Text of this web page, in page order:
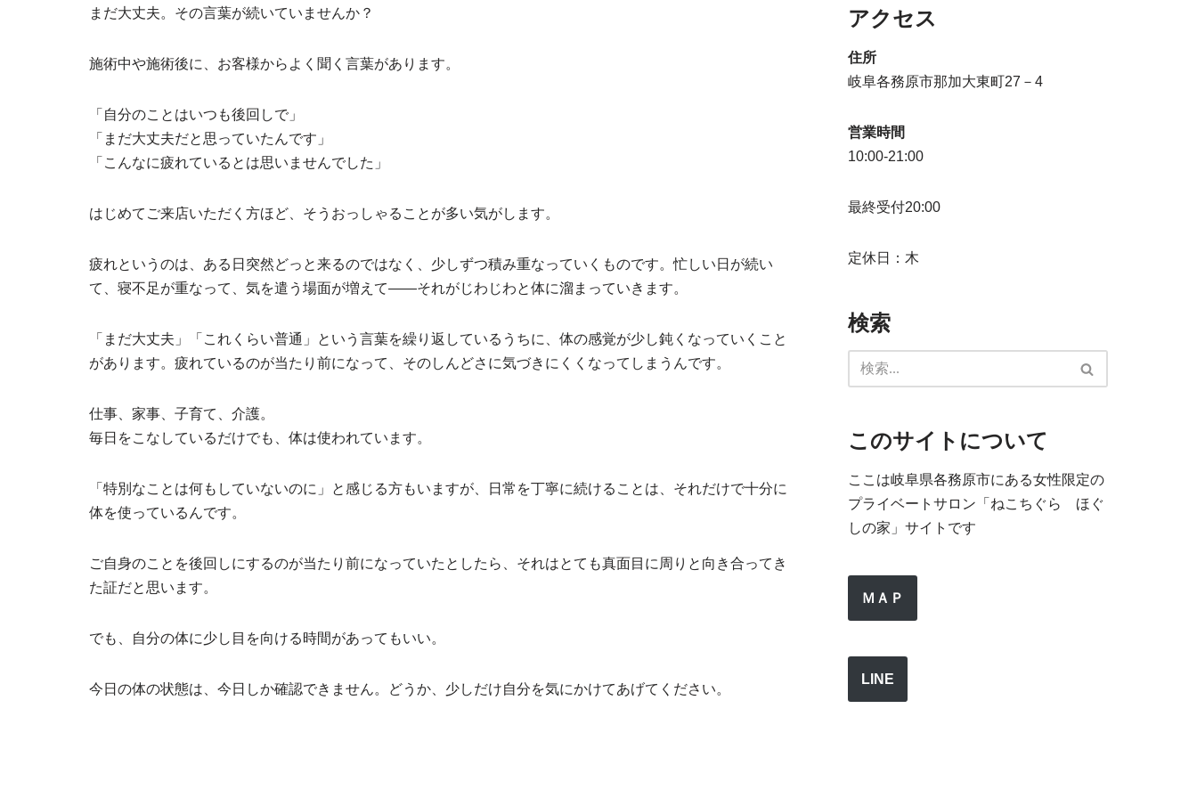
まだ大丈夫。その言葉が続いていませんか？
施術中や施術後に、お客様からよく聞く言葉があります。
「自分のことはいつも後回しで」
「まだ大丈夫だと思っていたんです」
「こんなに疲れているとは思いませんでした」
はじめてご来店いただく方ほど、そうおっしゃることが多い気がします。
疲れというのは、ある日突然どっと来るのではなく、少しずつ積み重なっていくものです。忙しい日が続い
て、寝不足が重なって、気を遣う場面が増えて——それがじわじわと体に溜まっていきます。
「まだ大丈夫」「これくらい普通」という言葉を繰り返しているうちに、体の感覚が少し鈍くなっていくこと
があります。疲れているのが当たり前になって、そのしんどさに気づきにくくなってしまうんです。
仕事、家事、子育て、介護。
毎日をこなしているだけでも、体は使われています。
「特別なことは何もしていないのに」と感じる方もいますが、日常を丁寧に続けることは、それだけで十分に
体を使っているんです。
ご自身のことを後回しにするのが当たり前になっていたとしたら、それはとても真面目に周りと向き合ってき
た証だと思います。
でも、自分の体に少し目を向ける時間があってもいい。
今日の体の状態は、今日しか確認できません。どうか、少しだけ自分を気にかけてあげてください。
アクセス
住所
岐阜各務原市那加大東町27－4
営業時間
10:00-21:00
最終受付20:00
定休日：木
検索
このサイトについて
ここは岐阜県各務原市にある女性限定の
プライベートサロン「ねこちぐら ほぐ
しの家」サイトです
ＭＡＰ
LINE